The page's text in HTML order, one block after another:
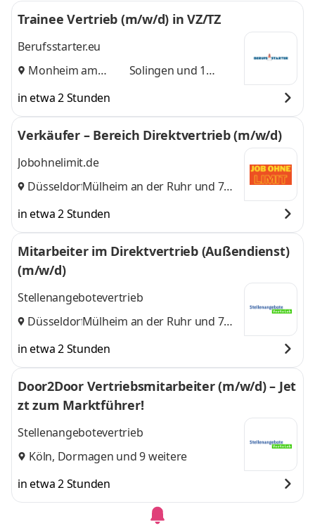
Trainee Vertrieb (m/w/d) in VZ/TZ
Berufsstarter.eu
Monheim am
Solingen und 1
in etwa 2 Stunden
Verkäufer – Bereich Direktvertrieb (m/w/d)
Jobohnelimit.de
Düsseldorf,
Mülheim an der Ruhrund 7
in etwa 2 Stunden
Mitarbeiter im Direktvertrieb (Außendienst)
(m/w/d)
Stellenangebotevertrieb
Düsseldorf,
Mülheim an der Ruhrund 7
in etwa 2 Stunden
Door2Door Vertriebsmitarbeiter (m/w/d) – Jet
zt zum Marktführer!
Stellenangebotevertrieb
Köln, Dormagen und 9 weitere
in etwa 2 Stunden